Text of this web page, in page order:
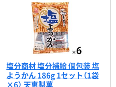
塩分商材 塩分補給 個包装 塩
ようかん 186g 1セット（1袋
×6） 天恵製菓